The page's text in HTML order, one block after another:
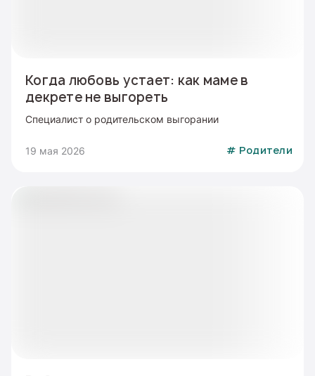
Когда любовь устает: как маме в
декрете не выгореть
Специалист о родительском выгорании
19 мая 2026 # Родители